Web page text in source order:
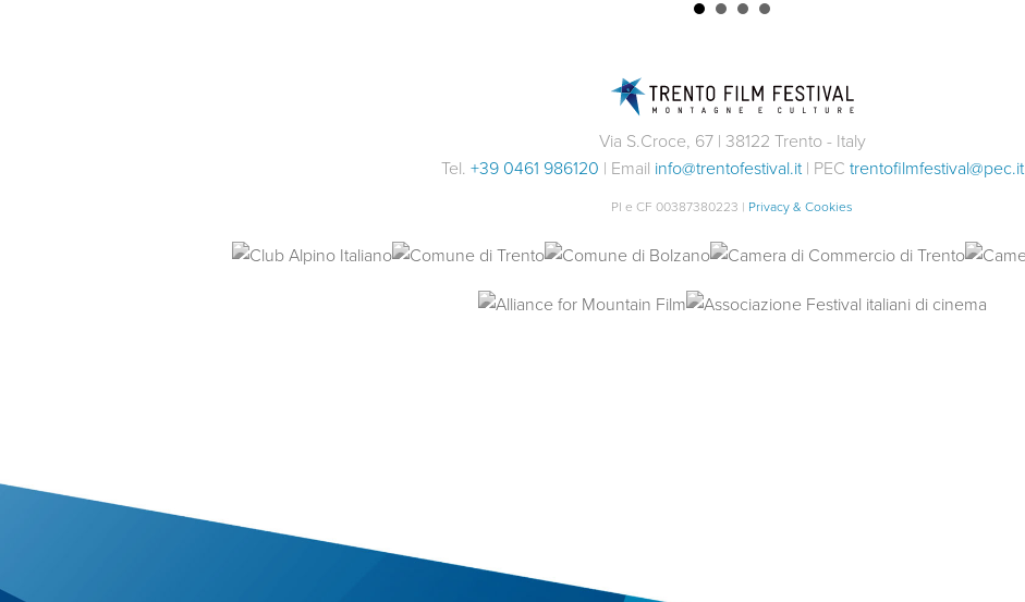
Via S.Croce, 67 | 38122 Trento - Italy
Tel. +39 0461 986120 | Email info@trentofestival.it| PEC trentofilmfestival@pec.it
PI e CF 00387380223 | Privacy & Cookies